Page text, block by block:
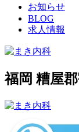
お知らせ
BLOG
求人情報
福岡 糟屋